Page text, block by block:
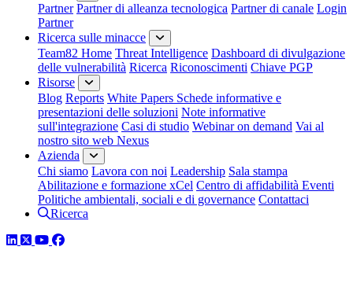
Partner Partner di alleanza tecnologica Partner di canale Login
Partner
Ricerca sulle minacce
Team82 Home Threat Intelligence Dashboard di divulgazione
delle vulnerabilità Ricerca Riconoscimenti Chiave PGP
Risorse
Blog Reports White Papers Schede informative e
presentazioni delle soluzioni Note informative
sull'integrazione Casi di studio Webinar on demand Vai al
nostro sito web Nexus
Azienda
Chi siamo Lavora con noi Leadership Sala stampa
Abilitazione e formazione xCel Centro di affidabilità Eventi
Politiche ambientali, sociali e di governance Contattaci
Ricerca
LinkedIn
TwitterYouTube
Facebook